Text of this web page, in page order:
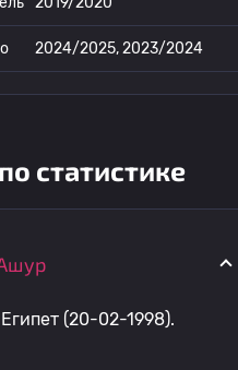
2024/2025, 2023/2024
статистике
(20-02-1998).